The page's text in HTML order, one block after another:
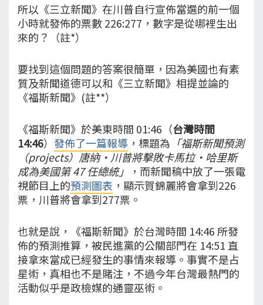
所以《三立新聞》在川普自行宣佈當選的前一個
小時就發佈的票數 226:277，數字是從哪裡生出
來的？（註*）
要找到這個問題的答案很簡單，因為美國也有素
質及新聞道德可以和《三立新聞》相提並論的
《福斯新聞》(註**）
《福斯新聞》於美東時間 01:46（台灣時間
14:46） 發佈了一篇報導 ，標題為 「福斯新聞預測
（projects）唐納·川普將擊敗卡馬拉·哈里斯
成為美國第 47 任總統」
，而新聞稿中放了一張電
視節目上的預測圖表 ，顯示賀錦麗將會拿到226
票，川普將會拿到277票。
也就是說，《福斯新聞》於台灣時間 14:46 所發
佈的預測推算，被民進黨的公關部門在 14:51 直
接拿來當成已經發生的事情來報導。事實不是占
星術，真相也不是賭注，不過今年台灣最熱門的
活動似乎是政檢媒的通靈巫術。